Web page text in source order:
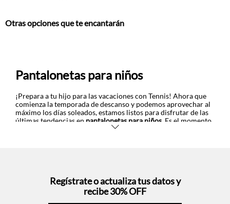
Otras opciones que te encantarán
Pantalonetas para niños
¡Prepara a tu hijo para las vacaciones con Tennis! Ahora que
comienza la temporada de descanso y podemos aprovechar al
máximo los días soleados, estamos listos para disfrutar de las
últimas tendencias en pantalonetas para niños . Es el momento
perfecto para renovar el armario de los pequeños y darles un
looks. Así que descubrirás pantalonetas en diferentes gamas de
azul, verde, anaranjado, amarillo y rojo que, sin duda, serán los
protagonistas de sus tardes soleadas. También podrás elegir
Regístrate o actualiza tus datos y
recibe 30% OFF